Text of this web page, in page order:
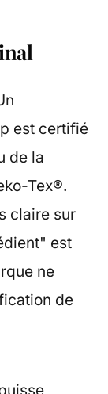
est certifié
de la
Tex®.
claire sur
est
ne
de